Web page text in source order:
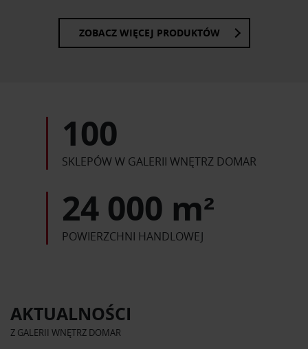
ZOBACZ WIĘCEJ PRODUKTÓW
100
SKLEPÓW W GALERII WNĘTRZ DOMAR
24 000 m²
POWIERZCHNI HANDLOWEJ
AKTUALNOŚCI
Z GALERII WNĘTRZ DOMAR